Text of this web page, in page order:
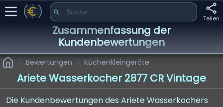
Teilen
Zusammenfassung der
Kundenbewertungen
Bewertungen Küchenkleingeräte
Ariete Wasserkocher 2877 CR Vintage
Die Kundenbewertungen des Ariete Wasserkochers